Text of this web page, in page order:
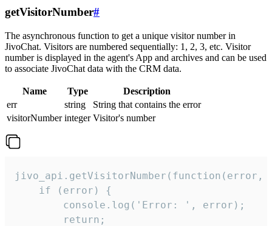
getVisitorNumber#
The asynchronous function to get a unique visitor number in
JivoChat. Visitors are numbered sequentially: 1, 2, 3, etc. Visitor
number is displayed in the agent's App and archives and can be used
to associate JivoChat data with the CRM data.
Name Type
Description
err
string
String that contains the error
visitorNumber integer Visitor's number
jivo_api.getVisitorNumber(function(error,
    if (error) {
        console.log('Error: ', error);
        return;